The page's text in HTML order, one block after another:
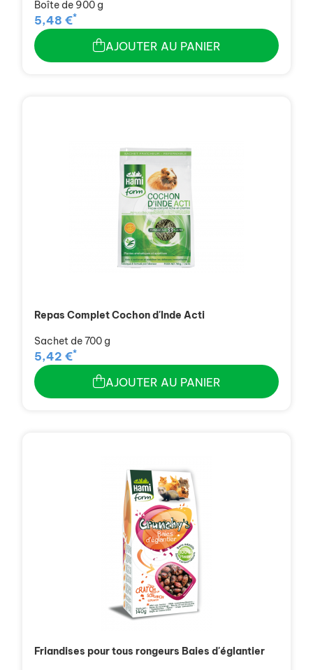
Boîte de 900 g
5,48 €*
AJOUTER AU PANIER
Repas Complet Cochon d'Inde Acti
Sachet de 700 g
5,42 €*
AJOUTER AU PANIER
Friandises pour tous rongeurs Baies d'églantier